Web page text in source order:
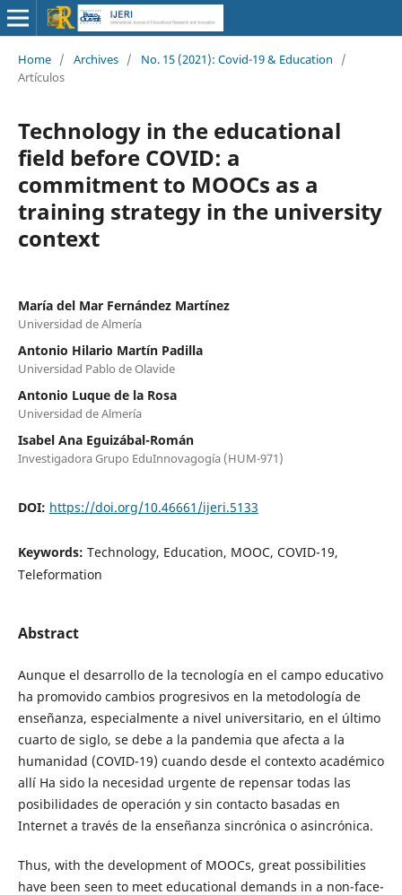
Home / Archives / No. 15 (2021): Covid-19 & Education
/
Artículos
Technology in the educational
field before COVID: a
commitment to MOOCs as a
training strategy in the university
context
María del Mar Fernández Martínez
Universidad de Almería
Antonio Hilario Martín Padilla
Universidad Pablo de Olavide
Antonio Luque de la Rosa
Universidad de Almería
Isabel Ana Eguizábal-Román
Investigadora Grupo EduInnovagogía (HUM-971)
DOI: https://doi.org/10.46661/ijeri.5133
Keywords: Technology, Education, MOOC, COVID-19,
Teleformation
Abstract
Aunque el desarrollo de la tecnología en el campo educativo
ha promovido cambios progresivos en la metodología de
enseñanza, especialmente a nivel universitario, en el último
cuarto de siglo, se debe a la pandemia que afecta a la
humanidad (COVID-19) cuando desde el contexto académico
allí Ha sido la necesidad urgente de repensar todas las
posibilidades de operación y sin contacto basadas en
Internet a través de la enseñanza sincrónica o asincrónica.
Thus, with the development of MOOCs, great possibilities
have been seen to meet educational demands in a non-face-